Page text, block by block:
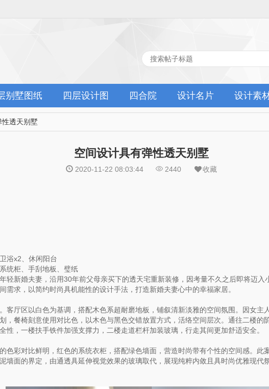
别墅图纸 四层设计图 四合院 设计名片 设计素
透天别墅
空间设计具有弹性透天别墅
2020-11-22 08:03:44 2440 收藏
浴x2、休闲阳台
统柜、手刮地板、璧纸
轻新婚夫妻，沿用30年前父母亲买下的透天宅重新装修，因考量不久之后即将迈
需求，以简约时尚具机能性的设计手法，打造新婚夫妻心中的幸福家居。
客厅区以白色为基调，搭配木色系超耐磨地板，铺叙清新淡雅的空间氛围。因女主
，餐椅刻意使用对比色，以木色与黑色交错放置方式，活络空间层次。通往二楼
，一楼扶手铁件加强支撑力，二楼走道栏杆加装玻璃，行走其间更加舒适安全。
色彩对比鲜明，红色的系统衣柜，搭配绿色墙面，营造时尚带有个性的空间感。此
墙面的界定，由通透具延伸视觉效果的玻璃取代，展现纯粹内敛且具时尚优雅现代氛